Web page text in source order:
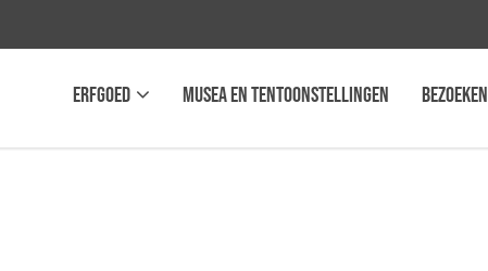
erfgoed musea en Tentoonstellingen Bezoeken